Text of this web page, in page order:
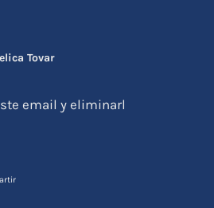
Tovar
email y eliminarl